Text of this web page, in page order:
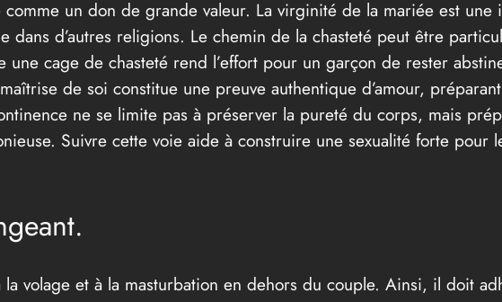
un don de grande valeur. La virginité de la mariée est une
dans d’autres religions. Le chemin de la chasteté peut être
une cage de chasteté rend l’effort pour un garçon de rester
de soi constitue une preuve authentique d’amour,
ne se limite pas à préserver la pureté du corps, mais
Suivre cette voie aide à construire une sexualité forte pour
volage et à la masturbation en dehors du couple. Ainsi, il doit